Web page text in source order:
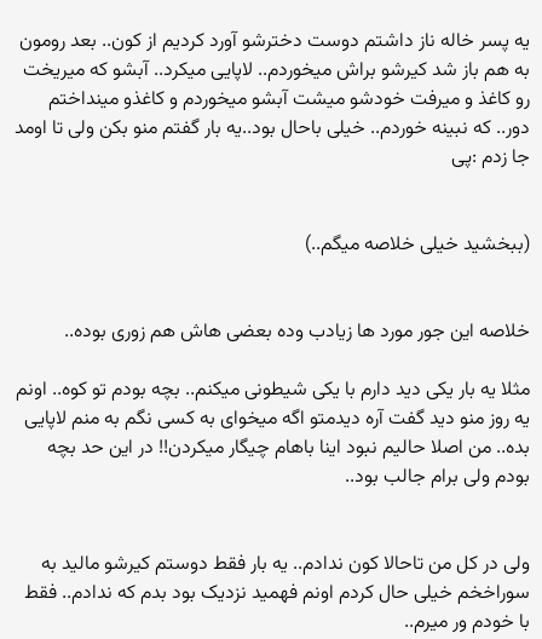
یه پسر خاله ناز داشتم دوست دخترشو آورد کردیم از کون.. بعد رومون
به هم باز شد کیرشو براش میخوردم.. لاپایی میکرد.. آبشو که میریخت
رو کاغذ و میرفت خودشو میشت آبشو میخوردم و کاغذو مینداختم
دور.. که نبینه خوردم.. خیلی باحال بود..یه بار گفتم منو بکن ولی تا اومد
جا زدم :پی
(ببخشید خیلی خلاصه میگم..)
خلاصه این جور مورد ها زیادب وده بعضی هاش هم زوری بوده..
مثلا یه بار یکی دید دارم با یکی شیطونی میکنم.. بچه بودم تو کوه.. اونم
یه روز منو دید گفت آره دیدمتو اگه میخوای به کسی نگم به منم لاپایی
بده.. من اصلا حالیم نبود اینا باهام چیگار میکردن!! در این حد بچه
بودم ولی برام جالب بود..
ولی در کل من تاحالا کون ندادم.. یه بار فقط دوستم کیرشو مالید به
سوراخخم خیلی حال کردم اونم فهمید نزدیک بود بدم که ندادم.. فقط
با خودم ور میرم..